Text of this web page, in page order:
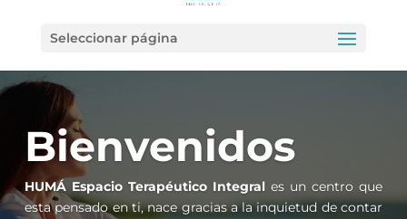
Seleccionar página
Bienvenidos
HUMÁ Espacio Terapéutico Integral es un centro que
esta pensado en ti, nace gracias a la inquietud de contar